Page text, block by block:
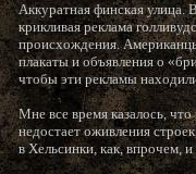
Аккуратная финская
крикливая реклама
происхождения.
плакаты и объявления о
чтобы эти рекламы
Мне все время казалось,
недостает оживления
в Хельсинки, как, впрочем,